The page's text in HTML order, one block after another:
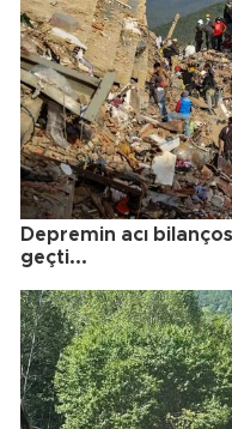
Depremin acı
geçti...